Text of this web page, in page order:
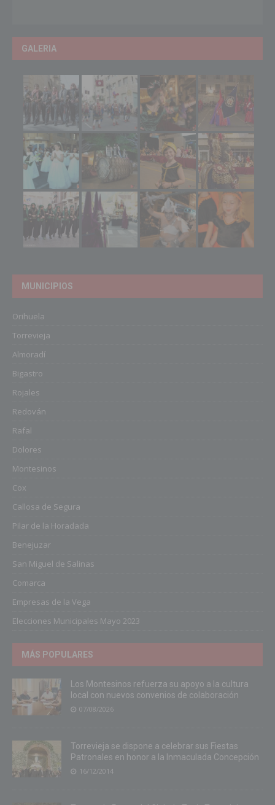
GALERIA
MUNICIPIOS
Orihuela
Torrevieja
Almoradí
Bigastro
Rojales
Redován
Rafal
Dolores
Montesinos
Cox
Callosa de Segura
Pilar de la Horadada
Benejuzar
San Miguel de Salinas
Comarca
Empresas de la Vega
Elecciones Municipales Mayo 2023
MÁS POPULARES
Los Montesinos refuerza su apoyo a la cultura
local con nuevos convenios de colaboración
07/08/2026
Torrevieja se dispone a celebrar sus Fiestas
Patronales en honor a la Inmaculada Concepción
16/12/2014